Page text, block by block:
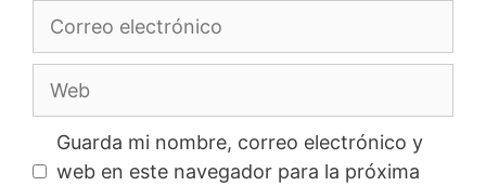
Correo
Guarda mi nombre, correo electrónico y
web en este navegador para la próxima